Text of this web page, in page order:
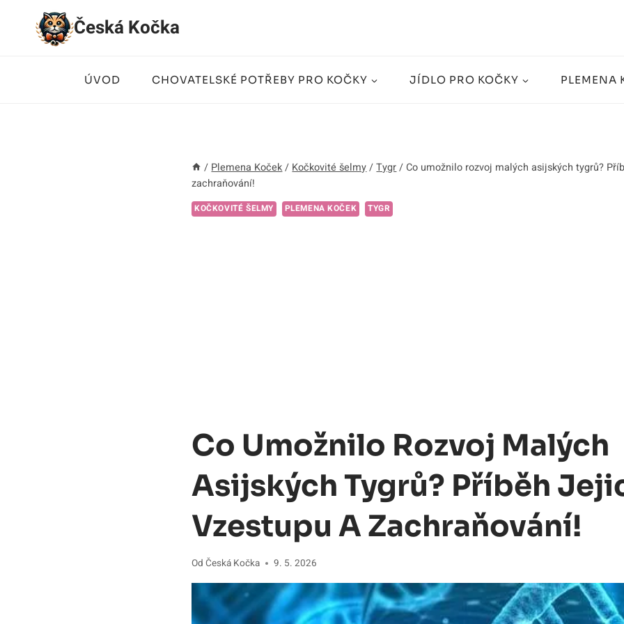
Přeskočit
Česká Kočka
ÚVOD CHOVATELSKÉ POTŘEBY PRO KOČKY JÍDLO PRO KOČKY PLEMENA
/ Plemena Koček / Kočkovité šelmy / Tygr / Co umožnilo rozvoj malých asijských tygrů?
zachraňování!
KOČKOVITÉ ŠELMY PLEMENA KOČEK TYGR
Co Umožnilo Rozvoj Malých
Asijských Tygrů? Příběh
Vzestupu A Zachraňování!
Od Česká Kočka 9. 5. 2026